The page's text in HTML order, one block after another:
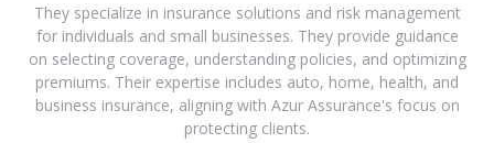
They specialize in insurance solutions and risk management
for individuals and small businesses. They provide guidance
on selecting coverage, understanding policies, and optimizing
premiums. Their expertise includes auto, home, health, and
business insurance, aligning with Azur Assurance's focus on
protecting clients.